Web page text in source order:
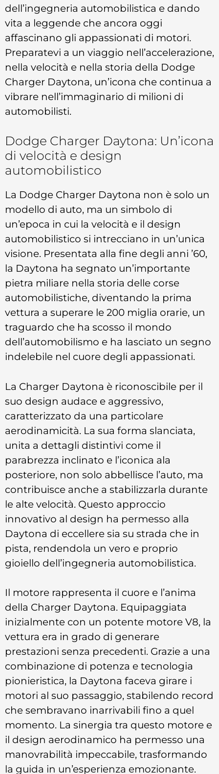
dell’ingegneria automobilistica e dando
vita a leggende che ancora oggi
affascinano gli appassionati di motori.
Preparatevi a un viaggio nell’accelerazione,
nella velocità e nella storia della Dodge
Charger Daytona, un’icona che continua a
vibrare nell’immaginario di milioni di
automobilisti.
Dodge Charger Daytona: Un’icona
di velocità e design
automobilistico
La Dodge Charger Daytona non è solo un
modello di auto, ma un simbolo di
un’epoca in cui la velocità e il design
automobilistico si intrecciano in un’unica
visione. Presentata alla fine degli anni ’60,
la Daytona ha segnato un’importante
pietra miliare nella storia delle corse
automobilistiche, diventando la prima
vettura a superare le 200 miglia orarie, un
traguardo che ha scosso il mondo
dell’automobilismo e ha lasciato un segno
indelebile nel cuore degli appassionati.
La Charger Daytona è riconoscibile per il
suo design audace e aggressivo,
caratterizzato da una particolare
aerodinamicità. La sua forma slanciata,
unita a dettagli distintivi come il
parabrezza inclinato e l’iconica ala
posteriore, non solo abbellisce l’auto, ma
contribuisce anche a stabilizzarla durante
le alte velocità. Questo approccio
innovativo al design ha permesso alla
Daytona di eccellere sia su strada che in
pista, rendendola un vero e proprio
gioiello dell’ingegneria automobilistica.
Il motore rappresenta il cuore e l’anima
della Charger Daytona. Equipaggiata
inizialmente con un potente motore V8, la
vettura era in grado di generare
prestazioni senza precedenti. Grazie a una
combinazione di potenza e tecnologia
pionieristica, la Daytona faceva girare i
motori al suo passaggio, stabilendo record
che sembravano inarrivabili fino a quel
momento. La sinergia tra questo motore e
il design aerodinamico ha permesso una
manovrabilità impeccabile, trasformando
la guida in un’esperienza emozionante.